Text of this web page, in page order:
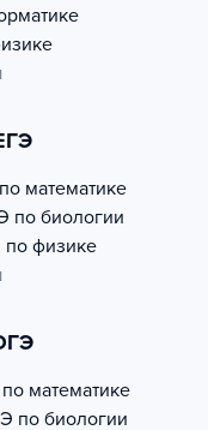
математике
по биологии
по физике
математике
по биологии